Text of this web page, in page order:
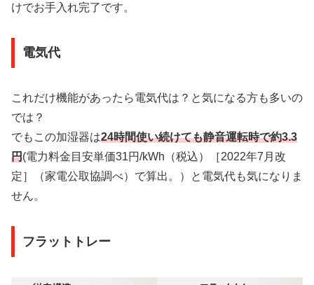
けでお手入れ完了です。
電気代
これだけ機能があったら電気代は？と気になる方も多いの
では？
でもこの加湿器は24時間使い続けても静音運転時で約3.3
円(電力料金目安単価31円/kWh（税込）［2022年7月改
定］（家電公取協調べ）で算出。）と電気代も気になりま
せん。
フラットトレー